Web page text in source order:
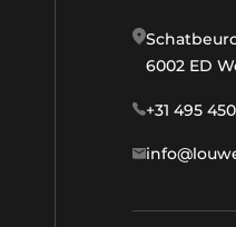
6002 ED
+31 495